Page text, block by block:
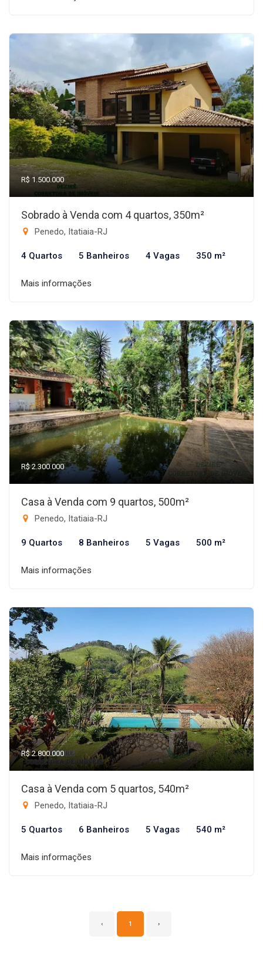
R$ 1.500.000
Sobrado à Venda com 4 quartos, 350m²
Penedo, Itatiaia-RJ
4 Quartos 5 Banheiros 4 Vagas 350 m²
Mais informações
R$ 2.300.000
Casa à Venda com 9 quartos, 500m²
Penedo, Itatiaia-RJ
9 Quartos 8 Banheiros 5 Vagas 500 m²
Mais informações
R$ 2.800.000
Casa à Venda com 5 quartos, 540m²
Penedo, Itatiaia-RJ
5 Quartos 6 Banheiros 5 Vagas 540 m²
Mais informações
‹ 1 ›